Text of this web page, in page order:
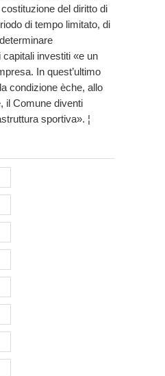
del diritto di
di tempo limitato, di
investiti «e un
In quest’ultimo
condizione èche, allo
il Comune diventi
sportiva». ¦